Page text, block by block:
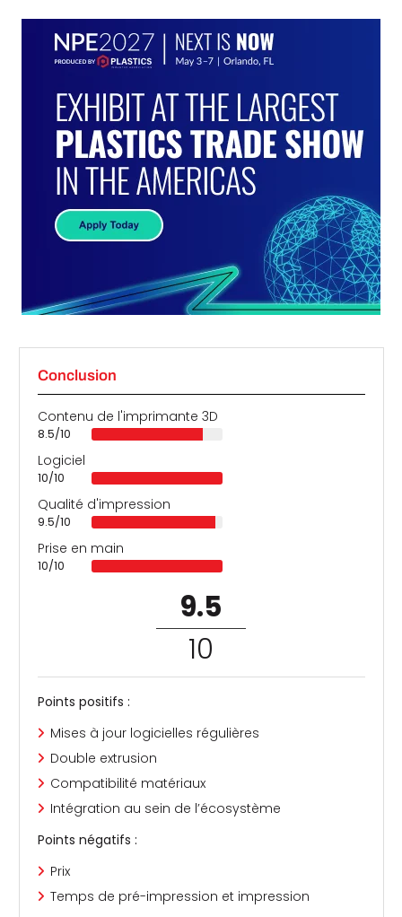
Conclusion
Contenu de l'imprimante 3D
8.5/10
Logiciel
10/10
Qualité d'impression
9.5/10
Prise en main
10/10
9.5
10
Points positifs :
Mises à jour logicielles régulières
Double extrusion
Compatibilité matériaux
Intégration au sein de l’écosystème
Points négatifs :
Prix
Temps de pré-impression et impression